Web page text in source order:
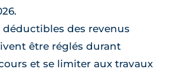
déductibles des revenus
être réglés durant
et se limiter aux travaux